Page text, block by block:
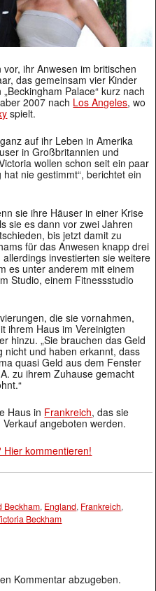
vor, ihr Anwesen im britischen
das gemeinsam vier Kinder
Palace“ kurz nach
2007 nach Los Angeles, wo
spielt.
auf ihr Leben in Amerika
in Großbritannien und
wollen schon seit ein paar
nie gestimmt“, berichtet ein
sie ihre Häuser in einer Krise
sie es dann vor zwei Jahren
bis jetzt damit zu
für das Anwesen knapp drei
investierten sie weitere
es unter anderem mit einem
Studio, einem Fitnessstudio
die sie vornahmen,
ihrem Haus im Vereinigten
hinzu. „Sie brauchen das Geld
nicht und haben erkannt, dass
quasi Geld aus dem Fenster
zu ihrem Zuhause gemacht
Haus in Frankreich, das sie
angeboten werden.
kommentieren!
Beckham, England, Frankreich,
Beckham
Kommentar abzugeben.